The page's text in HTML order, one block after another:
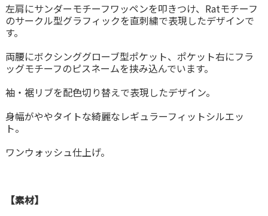
左肩にサンダーモチーフワッペンを叩きつけ、Ratモチーフ
のサークル型グラフィックを直刺繍で表現したデザインで
す。
両腰にボクシンググローブ型ポケット、ポケット右にフラ
ッグモチーフのピスネームを挟み込んでいます。
袖・裾リブを配色切り替えで表現したデザイン。
身幅がややタイトな綺麗なレギュラーフィットシルエッ
ト。
ワンウォッシュ仕上げ。
【素材】